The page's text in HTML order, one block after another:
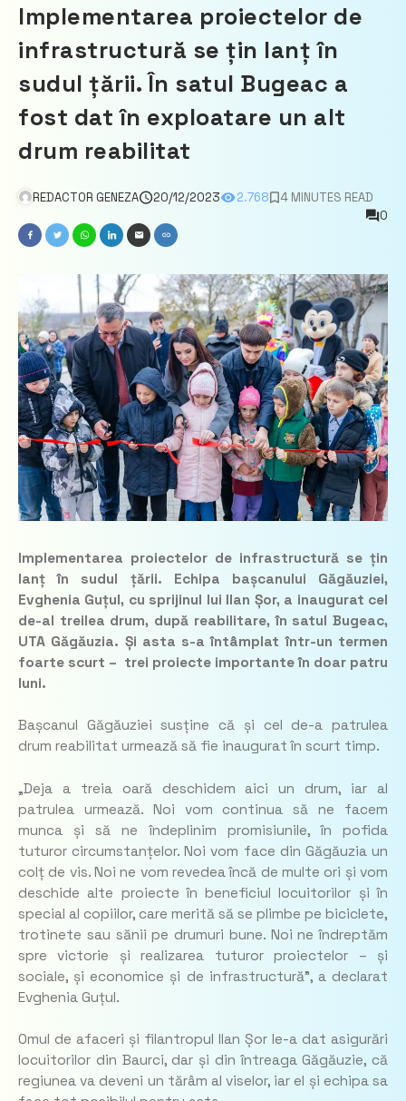
Implementarea proiectelor de
infrastructură se țin lanț în
sudul țării. În satul Bugeac a
fost dat în exploatare un alt
drum reabilitat
REDACTOR GENEZA 20/12/2023 2.768
4 MINUTES READ
0
Implementarea proiectelor de infrastructură se țin
lanț în sudul țării. Echipa bașcanului Găgăuziei,
Evghenia Guțul, cu sprijinul lui Ilan Șor, a inaugurat cel
de-al treilea drum, după reabilitare, în satul Bugeac,
UTA Găgăuzia. Și asta s-a întâmplat într-un termen
foarte scurt – trei proiecte importante în doar patru
luni.
Bașcanul Găgăuziei susține că și cel de-a patrulea
drum reabilitat urmează să fie inaugurat în scurt timp.
„Deja a treia oară deschidem aici un drum, iar al
patrulea urmează. Noi vom continua să ne facem
munca și să ne îndeplinim promisiunile, în pofida
tuturor circumstanțelor. Noi vom face din Găgăuzia un
colț de vis. Noi ne vom revedea încă de multe ori și vom
deschide alte proiecte în beneficiul locuitorilor și în
special al copiilor, care merită să se plimbe pe biciclete,
trotinete sau sănii pe drumuri bune. Noi ne îndreptăm
spre victorie și realizarea tuturor proiectelor – și
sociale, și economice și de infrastructură”, a declarat
Evghenia Guțul.
Omul de afaceri și filantropul Ilan Șor le-a dat asigurări
locuitorilor din Baurci, dar și din întreaga Găgăuzie, că
regiunea va deveni un tărâm al viselor, iar el și echipa sa